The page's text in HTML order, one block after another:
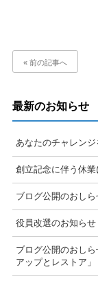
« 前の記事へ
最新のお知らせ
あなたのチャレンジ
創立記念に伴う休業
ブログ公開のおしら
役員改選のお知らせ
ブログ公開のおし
アップとレストア」